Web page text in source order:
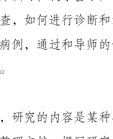
见病的诊治策略。我负责收集病例资料、整理文献、撰写研究方
案等工作。通过这个项目，我学会了如何进行科学的研究，如何